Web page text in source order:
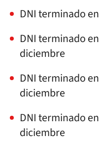
DNI terminado
DNI terminado
diciembre
DNI terminado
diciembre
DNI terminado
diciembre